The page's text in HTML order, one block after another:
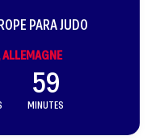
PARA JUDO
59
MINUTES